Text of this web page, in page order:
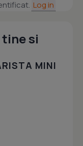
Log in
si
MINI